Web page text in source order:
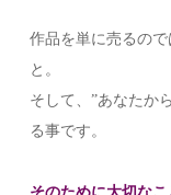
作品を単に売るの
と。
そして、”あなたか
る事です。